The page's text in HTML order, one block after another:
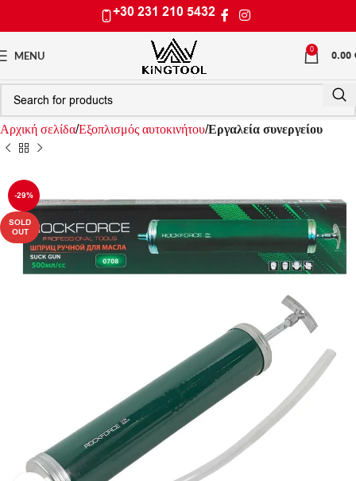
+30 231 210 5432
MENU 0 0.00
Αρχική σελίδαΕξοπλισμός αυτοκινήτουΕργαλεία συνεργείου
-29%
SOLD
OUT